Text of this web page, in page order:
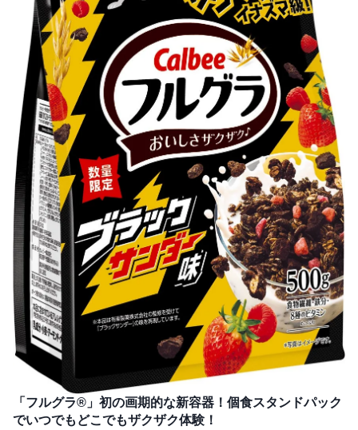
「フルグラ®」初の画期的な新容器！個食スタンドパック
でいつでもどこでもザクザク体験！